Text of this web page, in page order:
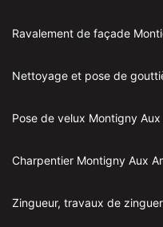
Ravalement de façade
Nettoyage et pose de
Pose de velux Montigny
Charpentier Montigny Aux
Zingueur, travaux de